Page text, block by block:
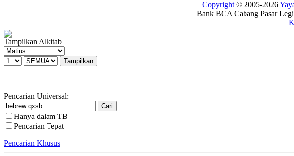
Copyright© 2005-2026
Bank BCA Cabang Pasar
Tampilkan Alkitab
Pencarian Universal:
Hanya dalam TB
Pencarian Tepat
Pencarian Khusus